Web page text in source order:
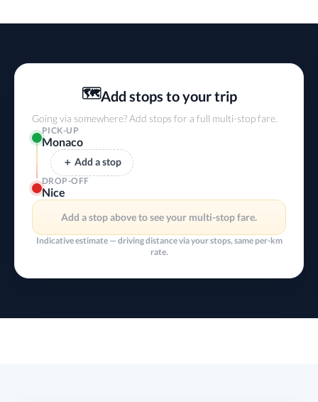
🗺️Add stops to your trip
Going via somewhere? Add stops for a full multi-stop fare.
PICK-UP
Monaco
＋ Add a stop
DROP-OFF
Nice
Add a stop above to see your multi-stop fare.
Indicative estimate — driving distance via your stops, same per-km
rate.